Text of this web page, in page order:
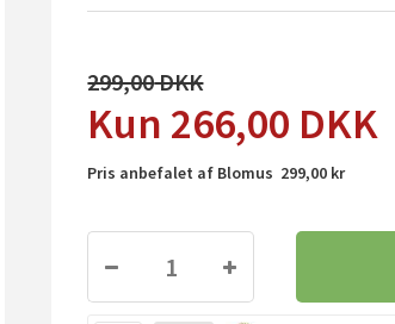
299,00
266,00 DKK
Pris anbefalet af Blomus 299,00 kr